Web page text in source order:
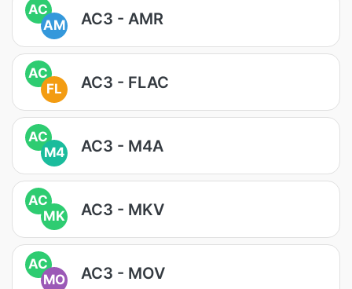
AC
AM
AC3 - AMR
AC
FL
AC3 - FLAC
AC
M4
AC3 - M4A
AC
MK
AC3 - MKV
AC
MO
AC3 - MOV